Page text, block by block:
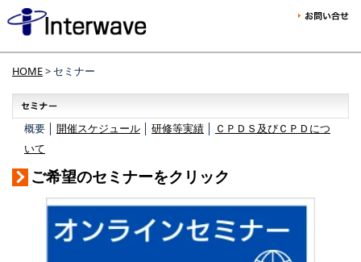
HOME> セミナー
概要 │ 開催スケジュール 研修等実績
ＣＰＤＳ及びＣＰＤにつ
いて
ご希望のセミナーをクリック